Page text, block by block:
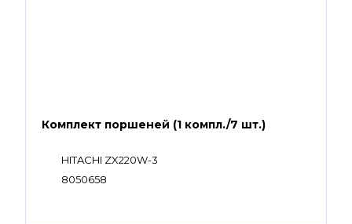
Комплект поршеней (1 компл./7 шт.)
HITACHI ZX220W-3
8050658